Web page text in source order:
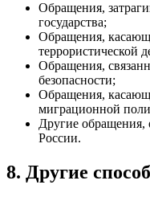
Обращения,
государства;
Обращения,
террористической
Обращения,
безопасности;
Обращения,
миграционной
Другие
России.
8. Другие